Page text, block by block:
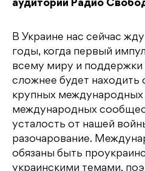
аудитории Радио
В Украине нас сейчас
годы, когда первый
всему миру и поддержки
сложнее будет находить
крупных международных
международных
усталость от нашей
разочарование.
обязаны быть
украинскими темами,